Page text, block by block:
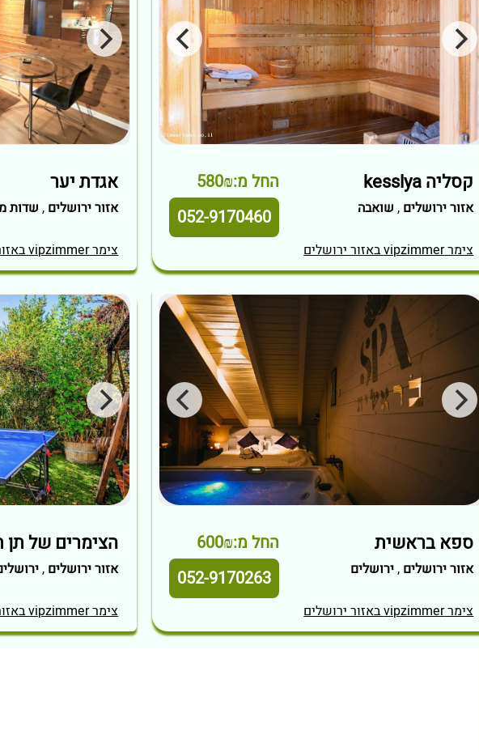
קסליה kesslya החל מ:580₪
אזור ירושלים , שואבה 052-9170460
צימר vipzimmer באזור ירושלים
אגדת יער
אזור ירושלים , שדות
צימר vipzimmer באזור ירושלים
ספא בראשית החל מ:600₪
אזור ירושלים ,ירושלים 052-9170263
צימר vipzimmer באזור ירושלים
הצימרים של תן
אזור ירושלים ,
צימר vipzimmer באזור ירושלים